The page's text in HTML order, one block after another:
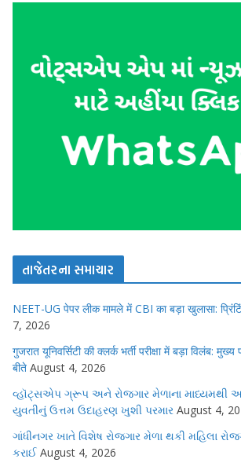
તાજેતરના સમાચાર
NEET-UG पेपर लीक मामले में CBI का बड़ा खुलासा:
7, 2026
गुजरात यूनिवर्सिटी की क्लर्क भर्ती परीक्षा में बड़ा विलंब: मुख्य
बीते August 4, 2026
વ્હૉટ્સએપ ગ્રૂપ અને રોજગાર મેળાના માધ્યમથી
યુવતીનું ઉત્તમ ઉદાહરણ ખુશી પરમાર August 4,
ગાંધીનગર ખાતે વિશેષ રોજગાર મેળા થકી મહિલા
કરાઈ August 4, 2026